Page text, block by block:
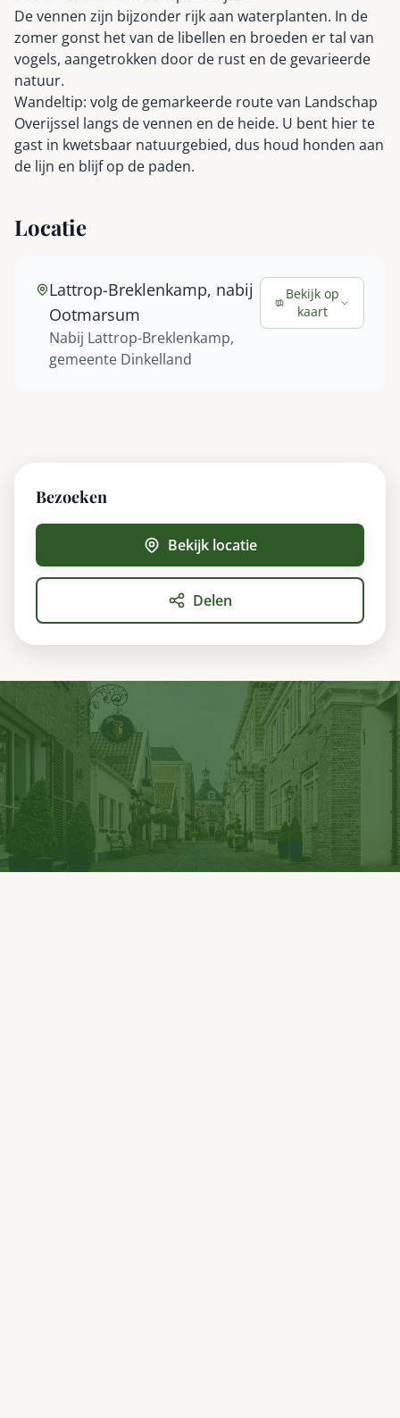
De vennen zijn bijzonder rijk aan waterplanten. In de
zomer gonst het van de libellen en broeden er tal van
vogels, aangetrokken door de rust en de gevarieerde
natuur.
Wandeltip: volg de gemarkeerde route van Landschap
Overijssel langs de vennen en de heide. U bent hier te
gast in kwetsbaar natuurgebied, dus houd honden aan
de lijn en blijf op de paden.
Locatie
Lattrop-Breklenkamp, nabij
Ootmarsum
Nabij Lattrop-Breklenkamp,
gemeente Dinkelland
Bekijk op
kaart
Bezoeken
Bekijk locatie
Delen